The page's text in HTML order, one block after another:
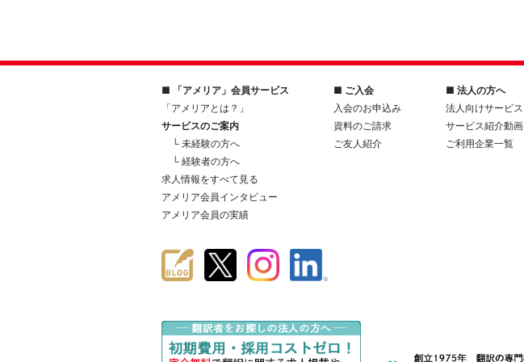
■ 「アメリア」会員サービス
「アメリアとは？」
サービスのご案内
└ 未経験の方へ
└ 経験者の方へ
求人情報をすべて見る
アメリア会員インタビュー
アメリア会員の実績
■ ご入会
入会のお申込み
資料のご請求
ご友人紹介
■ 法人の方へ
法人向けサービス
サービス紹介動画
ご利用企業一覧